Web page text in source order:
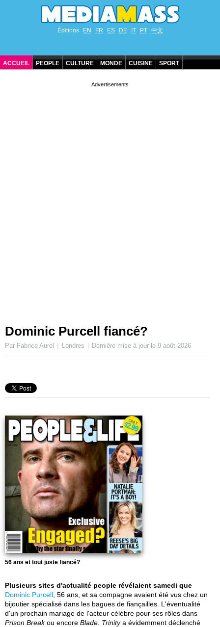
Éditions EN FR ES DE IT PT 中文
ACCUEIL PEOPLE CULTURE MONDE CUISINE SPORT
Dominic Purcell fiancé?
Par Fabrice Aurel Londres Dernière mise à jour le9 août 2026
56 ans et tout juste fiancé?
Plusieurs sites d'actualité people révélaient samedi que
Dominic Purcell , 56 ans, et sa compagne avaient été vus chez un
bijoutier spécialisé dans les bagues de fiançailles. L'éventualité
d'un prochain mariage de l'acteur célèbre pour ses rôles dans
Prison Breakou encore Blade: Trinitya évidemment déclenché